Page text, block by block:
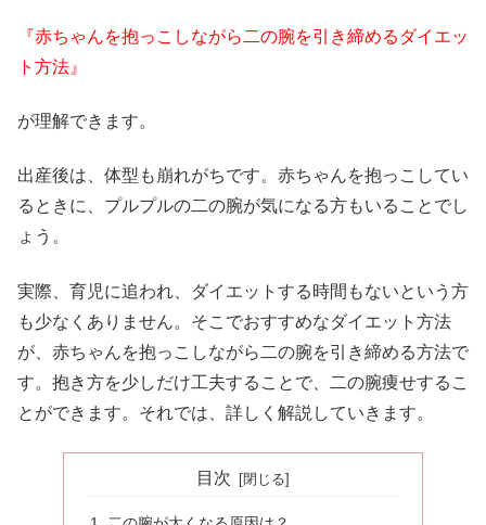
『赤ちゃんを抱っこしながら二の腕を引き締めるダイエッ
ト方法』
が理解できます。
出産後は、体型も崩れがちです。赤ちゃんを抱っこしてい
るときに、プルプルの二の腕が気になる方もいることでし
ょう。
実際、育児に追われ、ダイエットする時間もないという方
も少なくありません。そこでおすすめなダイエット方法
が、赤ちゃんを抱っこしながら二の腕を引き締める方法で
す。抱き方を少しだけ工夫することで、二の腕痩せするこ
とができます。それでは、詳しく解説していきます。
目次